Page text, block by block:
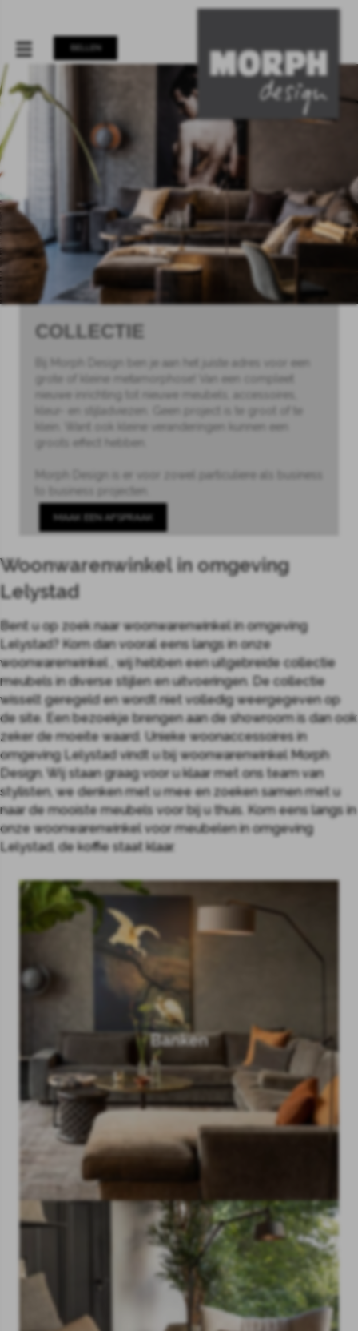
BELLEN
COLLECTIE
Bij Morph Design ben je aan het juiste adres voor een
grote of kleine metamorphose! Van een compleet
nieuwe inrichting tot nieuwe meubels, accessoires,
kleur- en stijladviezen. Geen project is te groot of te
klein. Want ook kleine veranderingen kunnen een
groots effect hebben.
Morph Design is er voor zowel particuliere als business
to business projecten.
MAAK EEN AFSPRAAK
Woonwarenwinkel in omgeving
Lelystad
Bent u op zoek naar woonwarenwinkel in omgeving
Lelystad? Kom dan vooral eens langs in onze
woonwarenwinkel , wij hebben een uitgebreide collectie
meubels in diverse stijlen en uitvoeringen. De collectie
wisselt geregeld en wordt niet volledig weergegeven op
de site. Een bezoekje brengen aan de showroom is dan ook
zeker de moeite waard. Unieke woonaccessoires in
omgeving Lelystad vindt u bij woonwarenwinkel Morph
Design. Wij staan graag voor u klaar met ons team van
stylisten, we denken met u mee en zoeken samen met u
naar de mooiste meubels voor bij u thuis. Kom eens langs in
onze woonwarenwinkel voor meubelen in omgeving
Lelystad, de koffie staat klaar.
Banken